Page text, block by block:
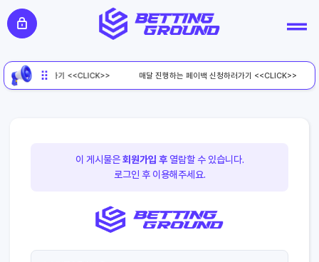
이백 신청하러가기 <<CLICK>> 매달 진행하는 페이백 신청하러가기 <<CLICK>>
이 게시물은회원가입 후열람할 수 있습니다.
로그인 후 이용해주세요.